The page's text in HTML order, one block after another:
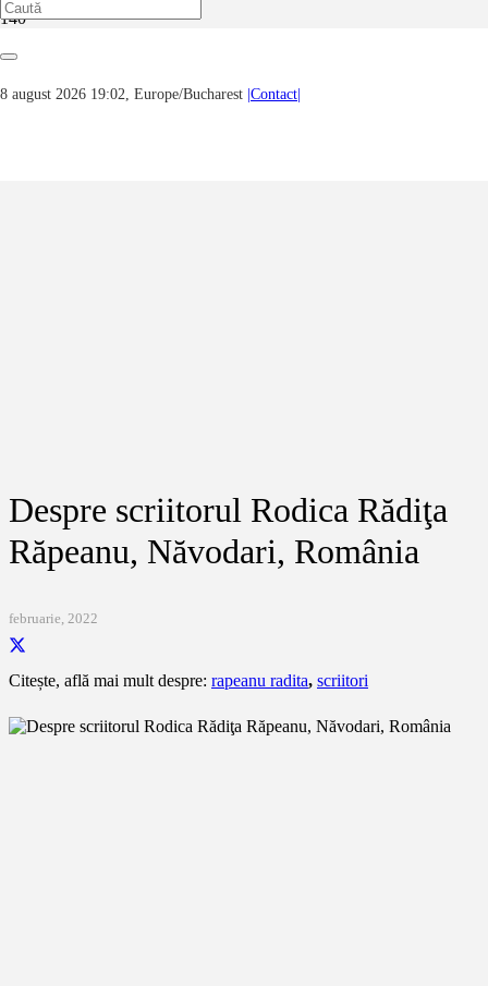
8 august 2026 19:02, Europe/Bucharest |Contact|
Biografii
Despre scriitorul Rodica Rădiţa
Răpeanu, Năvodari, România
februarie, 2022
Citește, află mai mult despre: rapeanu radita, scriitori